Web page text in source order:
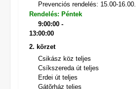
Prevenciós rendelés: 15.00-16.00.
Rendelés: Péntek
9:00:00 -
13:00:00
2. körzet
Csikász köz teljes
Csíkszereda út teljes
Erdei út teljes
Gátõrház teljes